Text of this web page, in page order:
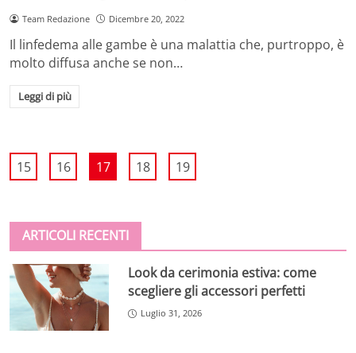
Team Redazione Dicembre 20, 2022
Il linfedema alle gambe è una malattia che, purtroppo, è
molto diffusa anche se non…
Leggi di più
15 16 17 18 19
ARTICOLI RECENTI
Look da cerimonia estiva: come
scegliere gli accessori perfetti
Luglio 31, 2026